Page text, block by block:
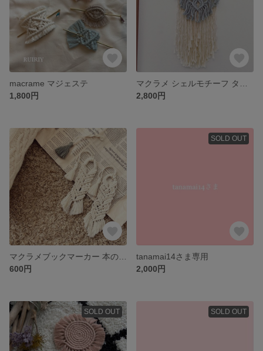
macrame マジェステ
1,800円
2,800円
600円
SOLD OUT
tanamai14さま専用
2,000円
SOLD OUT SOLD OUT